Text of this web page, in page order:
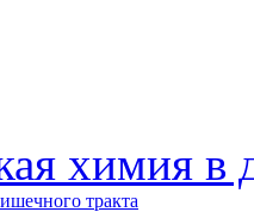
химия в
тракта